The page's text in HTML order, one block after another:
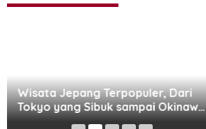
Wisata Jepang Terpopuler, Dari
Tokyo yang Sibuk sampai Okinawa
yang Santai